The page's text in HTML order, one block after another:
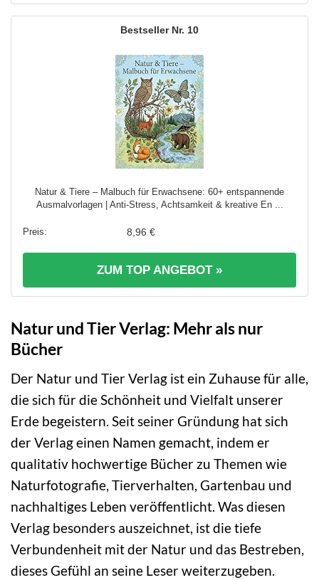
10
Natur & Tiere – Malbuch für Erwachsene: 60+ entspannende
Ausmalvorlagen | Anti-Stress, Achtsamkeit & kreative En ...
8,96 €
ZUM TOP ANGEBOT »
Natur und Tier Verlag: Mehr als nur
Bücher
Der Natur und Tier Verlag ist ein Zuhause für alle,
die sich für die Schönheit und Vielfalt unserer
Erde begeistern. Seit seiner Gründung hat sich
der Verlag einen Namen gemacht, indem er
qualitativ hochwertige Bücher zu Themen wie
Naturfotografie, Tierverhalten, Gartenbau und
nachhaltiges Leben veröffentlicht. Was diesen
Verlag besonders auszeichnet, ist die tiefe
Verbundenheit mit der Natur und das Bestreben,
dieses Gefühl an seine Leser weiterzugeben.